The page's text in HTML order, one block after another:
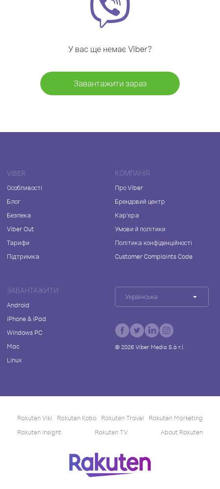
У вас ще немає Viber?
Завантажити зараз
VIBER
Особливості
Блог
Безпека
Viber Out
Тарифи
Підтримка
КОМПАНІЯ
Про Viber
Брендовий центр
Кар'єра
Умови й політики
Політика конфіденційності
Customer Complaints Code
ЗАВАНТАЖИТИ
Android
iPhone & iPad
Windows PC
Mac
Linux
Українська
© 2026Viber Media S.à r.l.
Rakuten Viki Rakuten Kobo Rakuten Travel
Rakuten Marketing
Rakuten Insight
Rakuten TV About Rakuten